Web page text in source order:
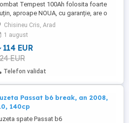
Tempest 100Ah folosita foarte
aproape NOUA, cu garanție, are o
de 12V, capacitate de 100Ah și
de pornire de 800A. Dimensiunile
de 353 mm lungime, 175 mm lățime și
mm înălțime, iar greutatea este de
24-25 kg. Aceasta este o
de tip semi-tracțiune, ...
Chisineu Cris, Arad
1 august
114 EUR
EUR
Telefon validat
Passat b6 break, an 2008,
140cp
spate Passat b6